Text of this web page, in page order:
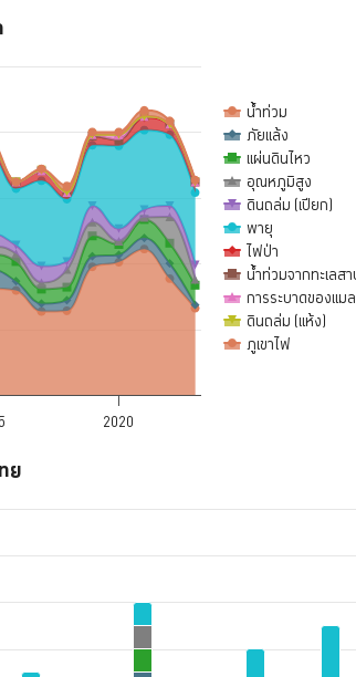
2023.
น้ำท่วม
ภัยแล้ง
แผ่นดินไหว
อุณหภูมิสูง
ดินถล่ม (เปียก)
พายุ
ไฟป่า
น้ำท่วมจากทะเลส
การระบาดของแม
ดินถล่ม (แห้ง)
ภูเขาไฟ
2020
2021.
ย